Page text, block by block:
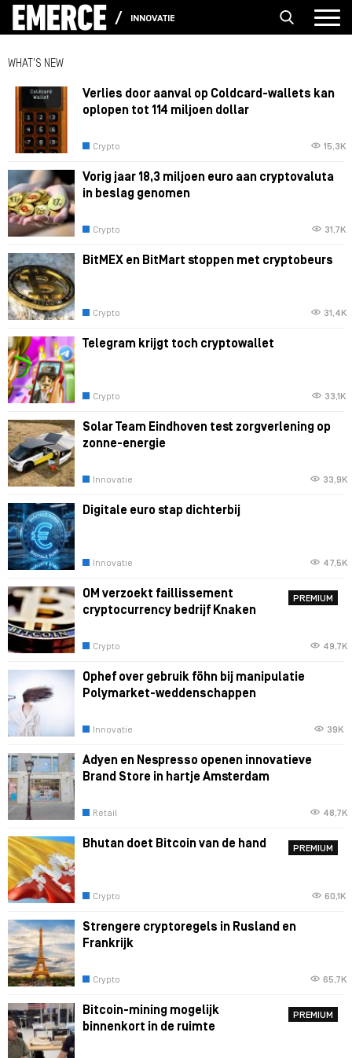
INNOVATIE
WHAT'S NEW
Verlies door aanval op Coldcard-wallets kan
oplopen tot 114 miljoen dollar
Crypto 15,3K
Vorig jaar 18,3 miljoen euro aan cryptovaluta
in beslag genomen
Crypto 31,7K
BitMEX en BitMart stoppen met cryptobeurs
Crypto 31,4K
Telegram krijgt toch cryptowallet
Crypto 33,1K
Solar Team Eindhoven test zorgverlening op
zonne-energie
Innovatie 33,9K
Digitale euro stap dichterbij
Innovatie 47,5K
PREMIUM
OM verzoekt faillissement
cryptocurrency bedrijf Knaken
Crypto 49,7K
Ophef over gebruik föhn bij manipulatie
Polymarket-weddenschappen
Innovatie 39K
Adyen en Nespresso openen innovatieve
Brand Store in hartje Amsterdam
Retail 48,7K
PREMIUM
Bhutan doet Bitcoin van de hand
Crypto 60,1K
Strengere cryptoregels in Rusland en
Frankrijk
Crypto 65,7K
PREMIUM
Bitcoin-mining mogelijk
binnenkort in de ruimte